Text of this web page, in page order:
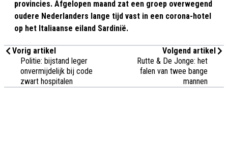
provincies. Afgelopen maand zat een groep overwegend
oudere Nederlanders lange tijd vast in een corona-hotel
op het Italiaanse eiland Sardinië.
Vorig artikel
Politie: bijstand leger
onvermijdelijk bij code
zwart hospitalen
Volgend artikel
Rutte & De Jonge: het
falen van twee bange
mannen